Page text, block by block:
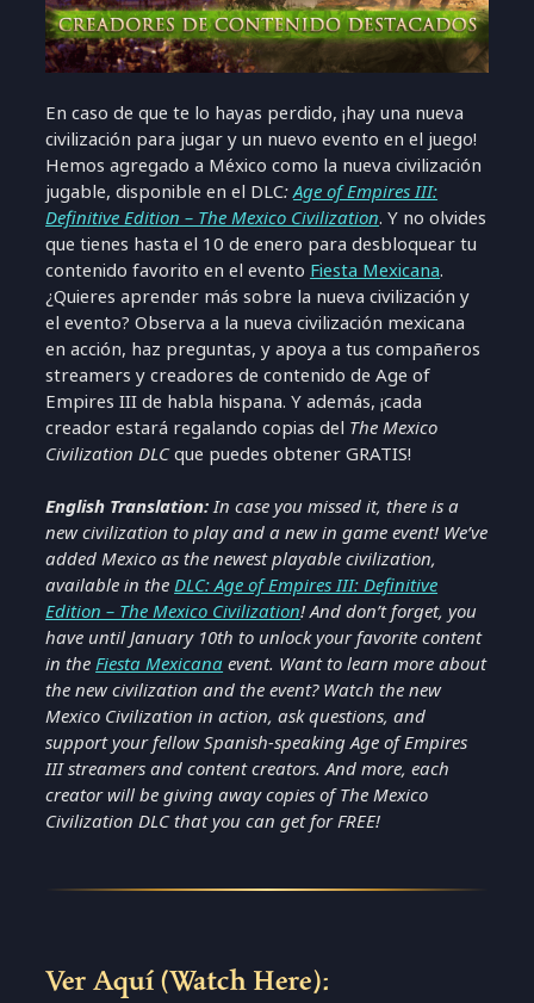
En caso de que te lo hayas perdido, ¡hay una nueva
civilización para jugar y un nuevo evento en el juego!
Hemos agregado a México como la nueva civilización
jugable, disponible en el DLC:Age of Empires III:
Definitive Edition – The Mexico Civilization. Y no olvides
que tienes hasta el 10 de enero para desbloquear tu
contenido favorito en el evento Fiesta Mexicana.
¿Quieres aprender más sobre la nueva civilización y
el evento? Observa a la nueva civilización mexicana
en acción, haz preguntas, y apoya a tus compañeros
streamers y creadores de contenido de Age of
Empires III de habla hispana. Y además, ¡cada
creador estará regalando copias del The Mexico
Civilization DLCque puedes obtener GRATIS!
English Translation:In case you missed it, there is a
new civilization to play and a new in game event! We’ve
added Mexico as the newest playable civilization,
available in theDLC: Age of Empires III: Definitive
Edition – The Mexico Civilization! And don’t forget, you
have until January 10th to unlock your favorite content
in theFiesta Mexicanaevent. Want to learn more about
the new civilization and the event? Watch the new
Mexico Civilization in action, ask questions, and
support your fellow Spanish-speaking Age of Empires
III streamers and content creators. And more, each
creator will be giving away copies of The Mexico
Civilization DLC that you can get for FREE!
Ver Aquí (Watch Here):